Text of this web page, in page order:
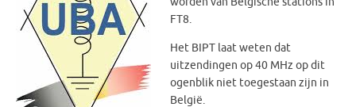
FT8.
Het BIPT laat weten dat
uitzendingen op 40 MHz op dit
ogenblik niet toegestaan zijn in
België.